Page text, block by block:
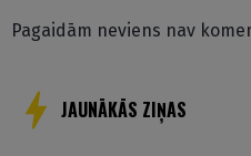
Pagaidām neviens nav
JAUNĀKĀS ZIŅAS